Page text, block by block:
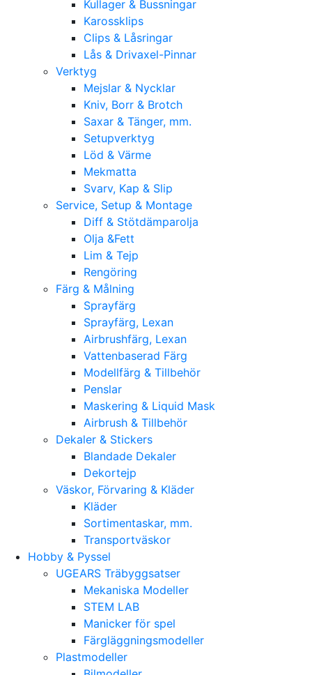
Kullager & Bussningar
Karossklips
Clips & Låsringar
Lås & Drivaxel-Pinnar
Verktyg
Mejslar & Nycklar
Kniv, Borr & Brotch
Saxar & Tänger, mm.
Setupverktyg
Löd & Värme
Mekmatta
Svarv, Kap & Slip
Service, Setup & Montage
Diff & Stötdämparolja
Olja &Fett
Lim & Tejp
Rengöring
Färg & Målning
Sprayfärg
Sprayfärg, Lexan
Airbrushfärg, Lexan
Vattenbaserad Färg
Modellfärg & Tillbehör
Penslar
Maskering & Liquid Mask
Airbrush & Tillbehör
Dekaler & Stickers
Blandade Dekaler
Dekortejp
Väskor, Förvaring & Kläder
Kläder
Sortimentaskar, mm.
Transportväskor
Hobby & Pyssel
UGEARS Träbyggsatser
Mekaniska Modeller
STEM LAB
Manicker för spel
Färgläggningsmodeller
Plastmodeller